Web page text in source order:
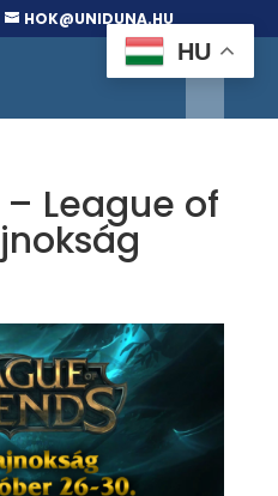
HOK@UNIDUNA.HU
– League of
HU